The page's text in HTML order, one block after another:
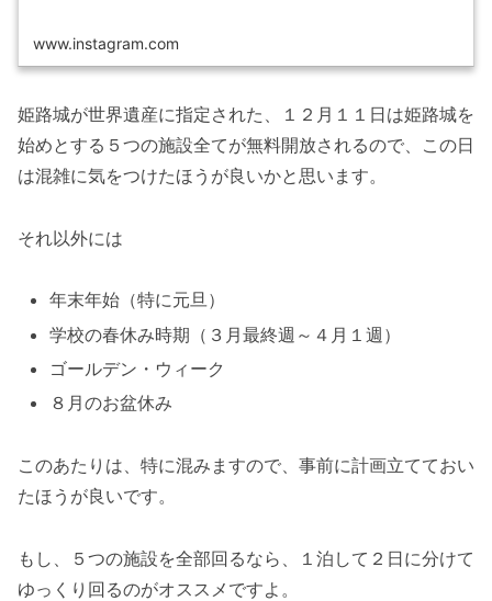
www.instagram.com
姫路城が世界遺産に指定された、１２月１１日は姫路城を
始めとする５つの施設全てが無料開放されるので、この日
は混雑に気をつけたほうが良いかと思います。
それ以外には
年末年始（特に元旦）
学校の春休み時期（３月最終週～４月１週）
ゴールデン・ウィーク
８月のお盆休み
このあたりは、特に混みますので、事前に計画立てておい
たほうが良いです。
もし、５つの施設を全部回るなら、１泊して２日に分けて
ゆっくり回るのがオススメですよ。